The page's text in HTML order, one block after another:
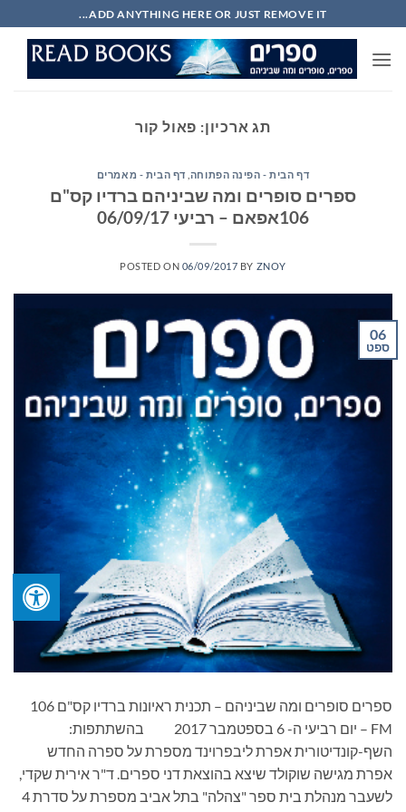
to
content
ADD ANYTHING HERE OR JUST REMOVE IT...
תג ארכיון: פאול קור
דף הבית - הפינה הפתוחה דף הבית - מאמרים
ספרים סופרים ומה שביניהם ברדיו קס"ם
106אפאם – רביעי 06/09/17
POSTED ON 06/09/2017 BY ZNOY
06
ספט
ספרים סופרים ומה שביניהם – תכנית ראיונות ברדיו קס"ם 106
FM – יום רביעי ה- 6 בספטמבר 2017 בהשתתפות:
השף-קונדיטורית אפרת ליבפרוינד מספרת על ספרה החדש
אפרת מגישה שוקולד שיצא בהוצאת דני ספרים. ד"ר אירית שקדי,
לשעבר מנהלת בית ספר "צהלה" בתל אביב מספרת על סדרת 4